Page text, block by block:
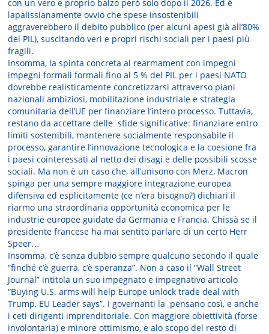
con un vero e proprio balzo però solo dopo il 2026. Ed è
lapalissianamente ovvio che spese insostenibili
aggraverebbero il debito pubblico (per alcuni apesi già all’80%
del PIL), suscitando veri e propri rischi sociali per i paesi più
fragili.
Insomma, la spinta concreta al rearmament con impegni
impegni formali formali fino al 5 % del PIL per i paesi NATO
dovrebbe realisticamente concretizzarsi attraverso piani
nazionali ambiziosi, mobilitazione industriale e strategia
comunitaria dell’UE per finanziare l’intero processo. Tuttavia,
restano da accettare delle sfide significative: finanziare entro
limiti sostenibili, mantenere socialmente responsabile il
processo, garantire l’innovazione tecnologica e la coesione fra
i paesi cointeressati al netto dei disagi e delle possibili scosse
sociali. Ma non è un caso che, all’unisono con Merz, Macron
spinga per una sempre maggiore integrazione europea
difensiva ed esplicitamente (ce n’era bisogno?) dichiari il
riarmo una straordinaria opportunità economica per le
industrie europee guidate da Germania e Francia. Chissà se il
presidente francese ha mai sentito parlare di un certo Herr
Speer…
Insomma, c’è senza dubbio sempre qualcuno secondo il quale
“finché c’è guerra, c’è speranza”. Non a caso il “Wall Street
Journal” intitola un suo impegnato e impegnativo articolo
“Buying U.S. arms will help Europe unlock trade deal with
Trump, EU Leader says”. I governanti la pensano così, e anche
i ceti dirigenti imprenditoriale. Con maggiore obiettività (forse
involontaria) e minore ottimismo, e alo scopo del resto di